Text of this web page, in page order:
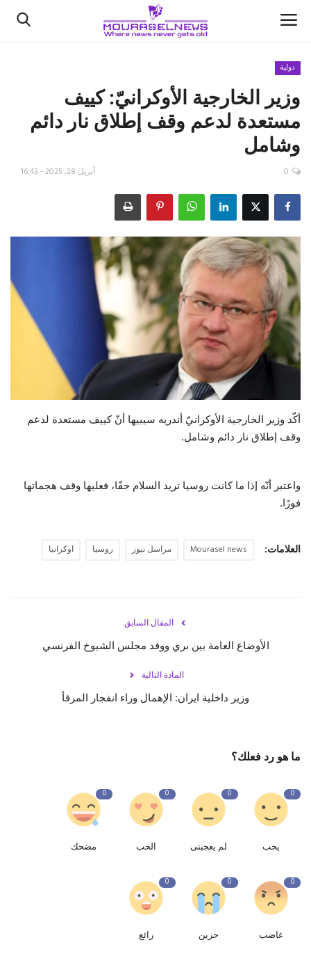
الأخبار
كتّابنا
السعودية
اقتصاد
علوم وتكنولوجيا
رياضة
فيديو
حياة
دولية
وزير الخارجية الأوكرانيّ: كييف
مستعدة لدعم وقف إطلاق نار دائم
وشامل
أبريل 28, 2025 - 16:43 0
أكّد وزير الخارجية الأوكرانيّ أندريه سيبيها أنّ كييف مستعدة لدعم
وقف إطلاق نار دائم وشامل.
واعتبر أنّه إذا ما كانت روسيا تريد السلام حقًا، فعليها وقف هجماتها
فورًا.
العلامات: Mourasel news مراسل نيوز روسيا اوكرانيا
المقال السابق
الأوضاع العامة بين بري ووفد مجلس الشيوخ الفرنسي
المادة التالية
وزير داخلية ايران: الإهمال وراء انفجار المرفأ
ما هو رد فعلك؟
0
يحب
0
لم يعجبنى
0
الحب
0
مضحك
0
غاضب
0
حزين
0
رائع